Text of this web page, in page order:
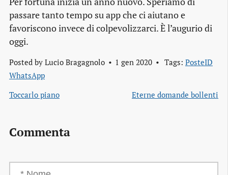
passare tanto tempo su app che ci aiutano e
favoriscono invece di colpevolizzarci. È l’augurio di
oggi.
Posted by Lucio Bragagnolo 1 gen 2020 Tags: PosteID
WhatsApp
Toccarlo piano
Eterne domande bollenti
Commenta